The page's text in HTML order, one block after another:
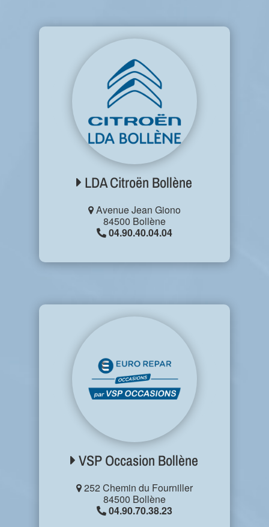
LDA Citroën Bollène
Avenue Jean Giono
84500 Bollène
04.90.40.04.04
VSP Occasion Bollène
252 Chemin du Fourniller
84500 Bollène
04.90.70.38.23